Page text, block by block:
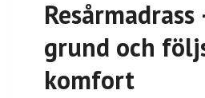
grund och
komfort